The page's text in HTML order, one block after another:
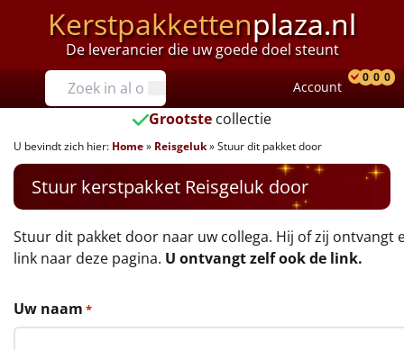
Kerstpakkettenplaza.nl
De leverancier die uw goede doel steunt
Prijzen
Tot €25
€25 tot €35
€35 tot €40
€40 tot €45
€50 tot €55
Account
0 0 0
Grootste collectie
U bevindt zich hier: Home» Reisgeluk»Stuur dit pakket door
Stuur kerstpakket Reisgeluk door
Stuur dit pakket door naar uw collega. Hij of zij ontvangt
link naar deze pagina. U ontvangt zelf ook de link.
Uw naam *